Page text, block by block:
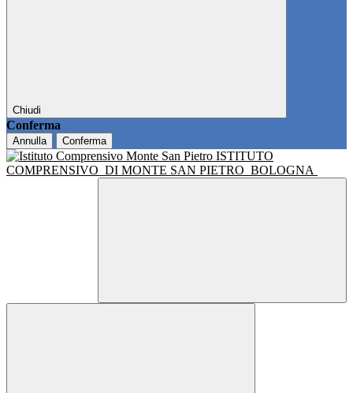
Chiudi
Conferma
Annulla Conferma
ISTITUTO
COMPRENSIVO DI MONTE SAN PIETRO BOLOGNA